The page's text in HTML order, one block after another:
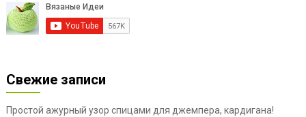
Свежие записи
Простой ажурный узор спицами для джемпера, кардигана!